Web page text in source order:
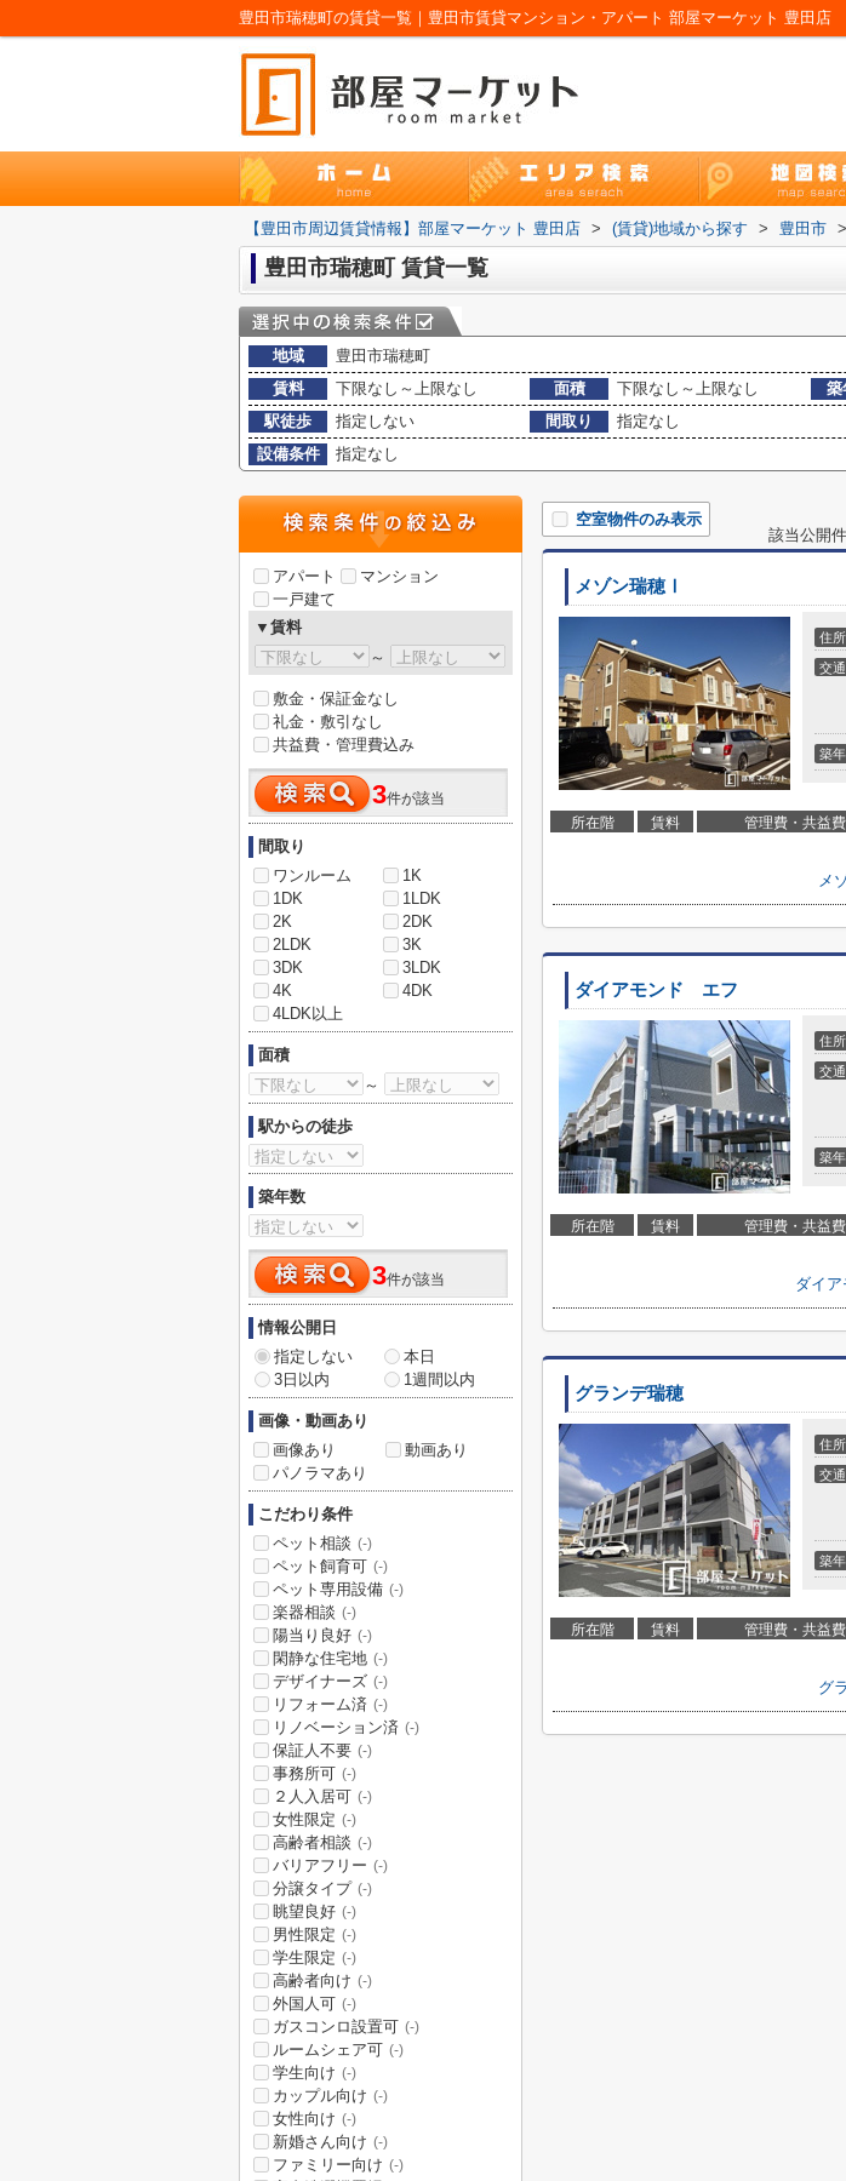
豊田市瑞穂町の賃貸一覧｜豊田市賃貸マンション・アパート 部屋マーケット 豊田店
【豊田市周辺賃貸情報】部屋マーケット 豊田店 > (賃貸)地域から探す > 豊田市 >
豊田市瑞穂町 賃貸一覧
地域
豊田市瑞穂町
賃料
下限なし～上限なし 面積 下限なし～上限なし 築
駅徒歩
指定しない 間取り
指定なし
設備条件
指定なし
空室物件のみ表示
該当公開
メゾン瑞穂Ⅰ
住所
交通
築年
所在階 賃料 管理費・共益費
メ
ダイアモンド エフ
住所
交通
築年
所在階 賃料 管理費・共益費
ダイ
グランデ瑞穂
住所
交通
築年
所在階 賃料 管理費・共益費
グ
アパート
マンション
一戸建て
▼賃料
～
敷金・保証金なし
礼金・敷引なし
共益費・管理費込み
3件が該当
間取り
ワンルーム
1K
1DK
1LDK
2K
2DK
2LDK
3K
3DK
3LDK
4K
4DK
4LDK以上
面積
～
駅からの徒歩
築年数
3件が該当
情報公開日
指定しない
本日
3日以内
1週間以内
画像・動画あり
画像あり
動画あり
パノラマあり
こだわり条件
ペット相談 (-)
ペット飼育可 (-)
ペット専用設備 (-)
楽器相談 (-)
陽当り良好 (-)
閑静な住宅地 (-)
デザイナーズ (-)
リフォーム済 (-)
リノベーション済 (-)
保証人不要 (-)
事務所可 (-)
２人入居可 (-)
女性限定 (-)
高齢者相談 (-)
バリアフリー (-)
分譲タイプ (-)
眺望良好 (-)
男性限定 (-)
学生限定 (-)
高齢者向け (-)
外国人可 (-)
ガスコンロ設置可 (-)
ルームシェア可 (-)
学生向け (-)
カップル向け (-)
女性向け (-)
新婚さん向け (-)
ファミリー向け (-)